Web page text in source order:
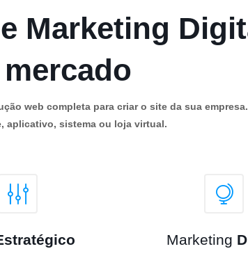
Marketing
web completa para criar o site da sua
aplicativo, sistema ou loja virtual.
Marketing